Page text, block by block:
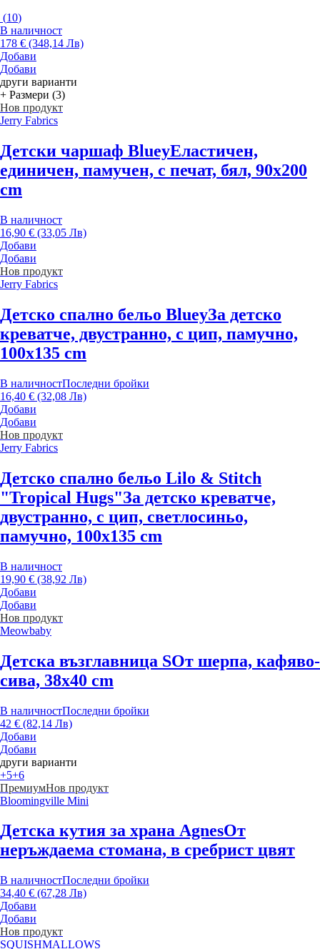
(10)
В наличност
178 € (348,14 Лв)
Добави
Добави
други варианти
+ Размери (3)
Нов продукт
Jerry Fabrics
Детски чаршаф BlueyЕластичен,
единичен, памучен, с печат, бял, 90x200
cm
В наличност
16,90 € (33,05 Лв)
Добави
Добави
Нов продукт
Jerry Fabrics
Детско спално бельо BlueyЗа детско
креватче, двустранно, с цип, памучно,
100x135 cm
В наличностПоследни бройки
16,40 € (32,08 Лв)
Добави
Добави
Нов продукт
Jerry Fabrics
Детско спално бельо Lilo & Stitch
"Tropical Hugs"За детско креватче,
двустранно, с цип, светлосиньо,
памучно, 100x135 cm
В наличност
19,90 € (38,92 Лв)
Добави
Добави
Нов продукт
Meowbaby
Детска възглавница SОт шерпа, кафяво-
сива, 38x40 cm
В наличностПоследни бройки
42 € (82,14 Лв)
Добави
Добави
други варианти
+5+6
ПремиумНов продукт
Bloomingville Mini
Детска кутия за храна AgnesОт
неръждаема стомана, в сребрист цвят
В наличностПоследни бройки
34,40 € (67,28 Лв)
Добави
Добави
Нов продукт
SQUISHMALLOWS